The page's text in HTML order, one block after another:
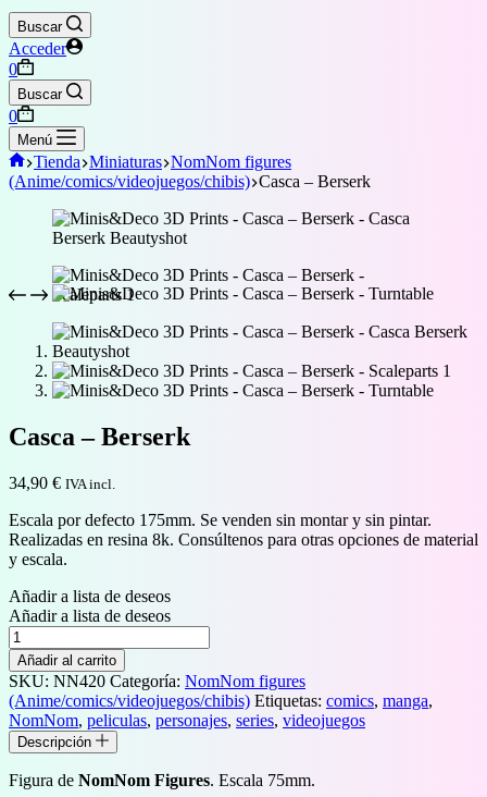
Buscar
Acceder
Carro
de
compra
0
Buscar
Carro
de
compra
0
Menú
Inicio
Tienda Miniaturas NomNom figures
(Anime/comics/videojuegos/chibis) Casca – Berserk
Casca – Berserk
34,90 € IVA incl.
Escala por defecto 175mm. Se venden sin montar y sin pintar.
Realizadas en resina 8k. Consúltenos para otras opciones de material
y escala.
Añadir a lista de deseos
Añadir a lista de deseos
Casca
–
Berserk
cantidad
Añadir al carrito
SKU: NN420 Categoría: NomNom figures
(Anime/comics/videojuegos/chibis) Etiquetas: comics, manga,
NomNom, peliculas, personajes, series, videojuegos
Descripción
Figura de NomNom Figures. Escala 75mm.